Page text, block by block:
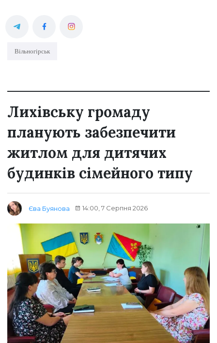
Вільногірськ
Лихівську громаду
планують забезпечити
житлом для дитячих
будинків сімейного типу
Єва Буянова 14:00, 7 Серпня 2026